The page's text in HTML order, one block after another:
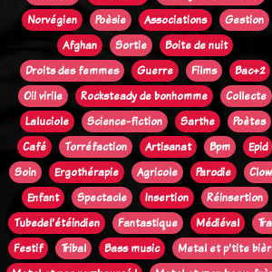
Norvégien
Poèsie Associations
Gestion
Afghan
Sortie
Boite de nuit
Droits des femmes
Guerre Films
Bac+2
Oi! virile
Rocksteady de bonhomme
Collecte
Laluciole
Science-fiction Sarthe
Poètes
Café
Torréfaction Artisanat Bpm
Epid
Soin
Ergothérapie Agricole Parodie
Enfant
Spectacle Insertion
Réinsertion
Tubedel'étéindien
Fantastique Médiéval
Festif
Tribal Bass music
Metal et p'tite